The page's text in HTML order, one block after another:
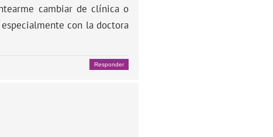
cambiar de clínica o
con la doctora
Responder